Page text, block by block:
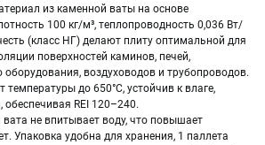
из каменной ваты на основе
100 кг/м³, теплопроводность 0,036 Вт/
(класс НГ) делают плиту оптимальной для
поверхностей каминов, печей,
оборудования, воздуховодов и трубопроводов.
до 650°C, устойчив к влаге,
REI 120–240.
не впитывает воду, что повышает
Упаковка удобна для хранения, 1 паллета